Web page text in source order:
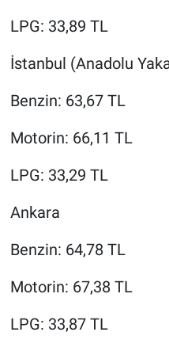
LPG: 33,89 TL
İstanbul (Anadolu
Benzin: 63,67 TL
Motorin: 66,11 TL
LPG: 33,29 TL
Ankara
Benzin: 64,78 TL
Motorin: 67,38 TL
LPG: 33,87 TL